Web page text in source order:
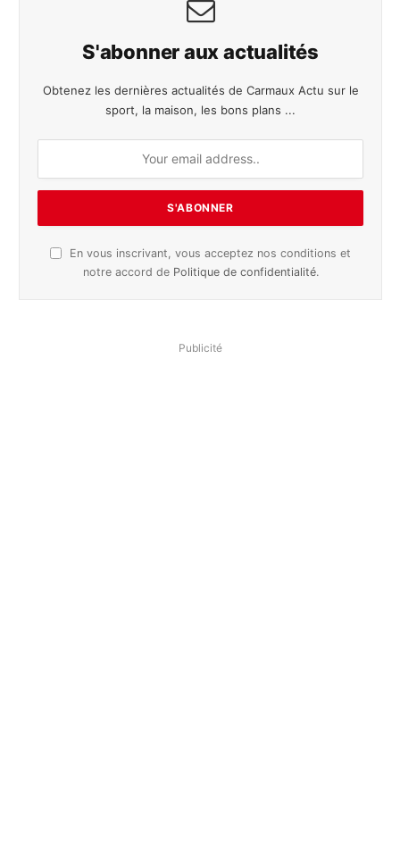
S'abonner aux actualités
Obtenez les dernières actualités de Carmaux Actu sur le
sport, la maison, les bons plans ...
En vous inscrivant, vous acceptez nos conditions et
notre accord de Politique de confidentialité.
Publicité